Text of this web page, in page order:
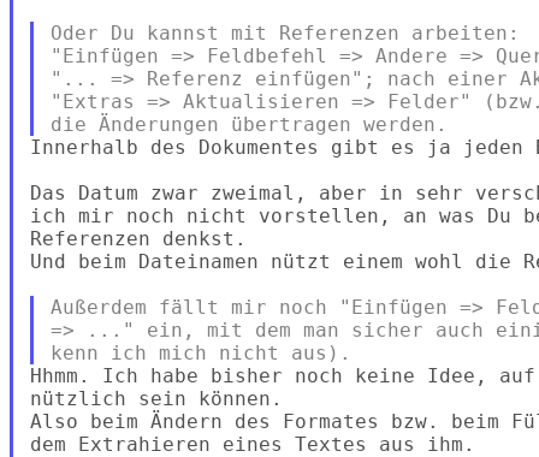
Oder Du kannst mit Referenzen arbeiten:
"Einfügen => Feldbefehl => Andere =>
"... => Referenz einfügen"; nach einer
"Extras => Aktualisieren => Felder"
Innerhalb des Dokumentes gibt es ja
Das Datum zwar zweimal, aber in sehr
ich mir noch nicht vorstellen, an was Du
Referenzen denkst.
Und beim Dateinamen nützt einem wohl die
Außerdem fällt mir noch "Einfügen =>
=> ..." ein, mit dem man sicher auch
Hhmm. Ich habe bisher noch keine Idee,
nützlich sein können.
Also beim Ändern des Formates bzw. beim
dem Extrahieren eines Textes aus ihm.